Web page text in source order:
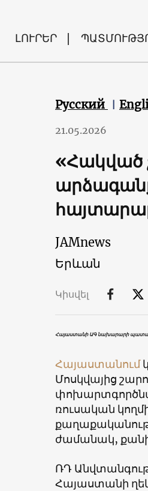
ԼՈՒՐԵՐ
Русский
21.05.2026
«Հակված
JAMnews
Երևան
Կիսվել
Հայաստանի ԱԳ նախարարի
Հայաստանում
Մոսկվայից
ռուսական
ժամանակ, քանի
ՌԴ
Հայաստանի